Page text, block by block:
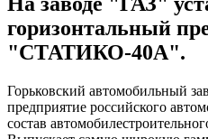
горизонтальный
"СТАТИКО-40А".
Горьковский автомобильный
предприятие российского
состав